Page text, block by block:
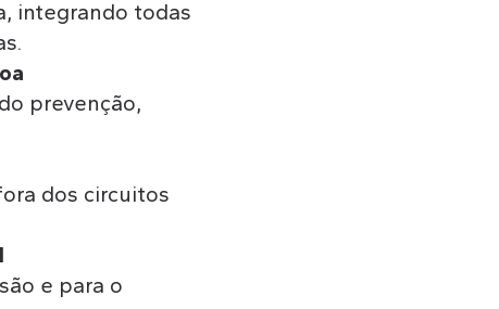
integrando todas
prevenção,
dos circuitos
e para o